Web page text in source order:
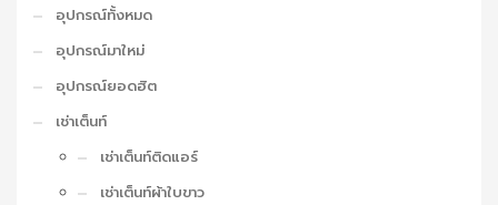
อุปกรณ์ทั้งหมด
อุปกรณ์มาใหม่
อุปกรณ์ยอดฮิต
เช่าเต็นท์
เช่าเต็นท์ติดแอร์
เช่าเต็นท์ผ้าใบขาว